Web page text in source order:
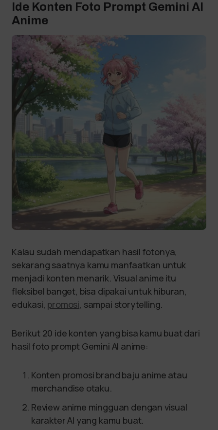
Ide Konten Foto Prompt Gemini AI
Anime
Kalau sudah mendapatkan hasil fotonya,
sekarang saatnya kamu manfaatkan untuk
menjadi konten menarik. Visual anime itu
fleksibel banget, bisa dipakai untuk hiburan,
edukasi, promosi, sampai storytelling.
Berikut 20 ide konten yang bisa kamu buat dari
hasil foto prompt Gemini AI anime:
Konten promosi brand baju anime atau
merchandise otaku.
Review anime mingguan dengan visual
karakter AI yang kamu buat.